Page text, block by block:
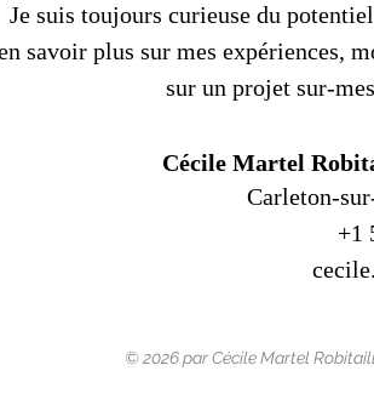
Je suis toujours curieuse du
savoir plus sur mes expériences,
sur un projet sur-
Cécile Martel
Carleton-
+1
© 2026 par Cécile Martel